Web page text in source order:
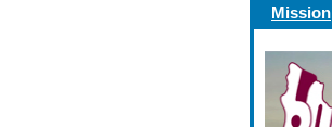
Mission